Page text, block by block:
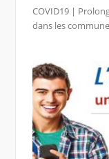
COVID19 |
dans les